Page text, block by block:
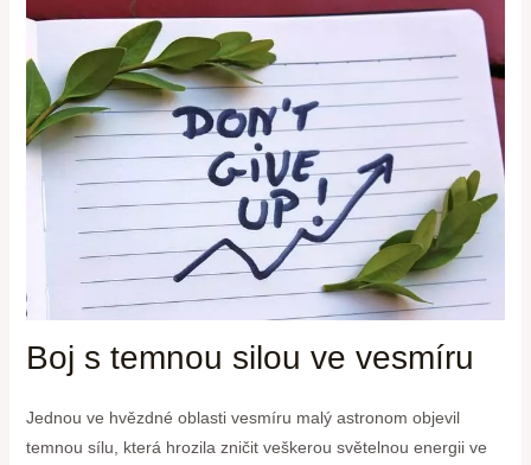
Boj s temnou silou ve vesmíru
Jednou ve hvězdné oblasti vesmíru malý astronom objevil
temnou sílu, která hrozila zničit veškerou světelnou energii ve